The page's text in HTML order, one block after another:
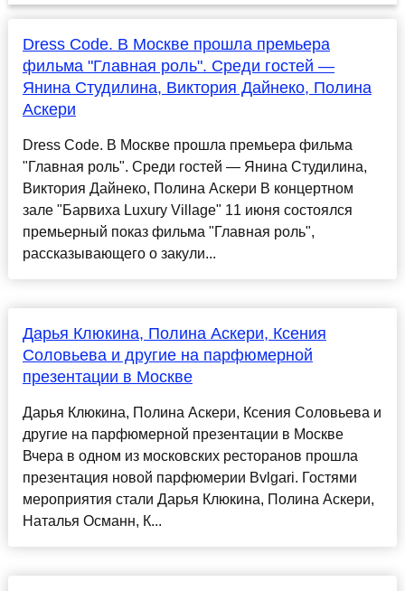
Dress Code. В Москве прошла премьера
фильма "Главная роль". Среди гостей —
Янина Студилина, Виктория Дайнеко, Полина
Аскери
Dress Code. В Москве прошла премьера фильма
"Главная роль". Среди гостей — Янина Студилина,
Виктория Дайнеко, Полина Аскери В концертном
зале "Барвиха Luxury Village" 11 июня состоялся
премьерный показ фильма "Главная роль",
рассказывающего о закули...
Дарья Клюкина, Полина Аскери, Ксения
Соловьева и другие на парфюмерной
презентации в Москве
Дарья Клюкина, Полина Аскери, Ксения Соловьева и
другие на парфюмерной презентации в Москве
Вчера в одном из московских ресторанов прошла
презентация новой парфюмерии Bvlgari. Гостями
мероприятия стали Дарья Клюкина, Полина Аскери,
Наталья Османн, К...